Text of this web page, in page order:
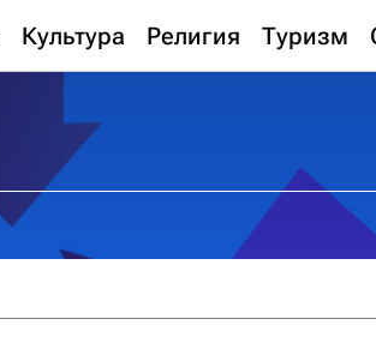
Культура Религия Туризм